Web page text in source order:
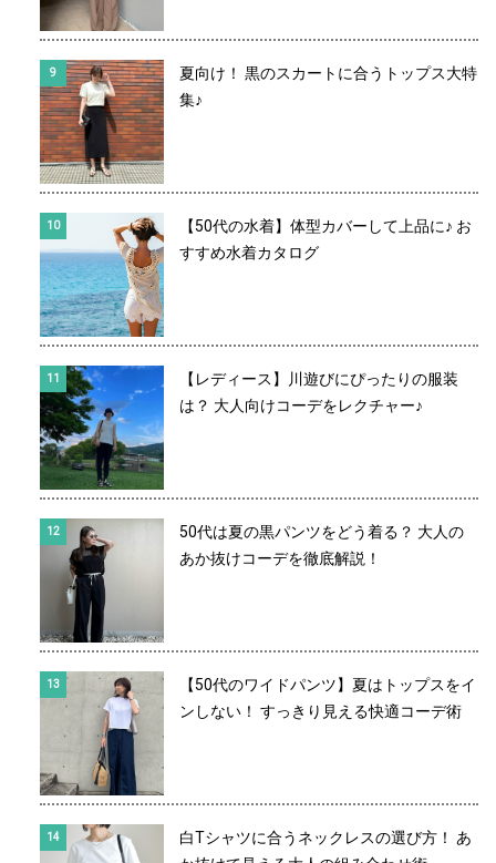
夏向け！ 黒のスカートに合うトップス大特
集♪
【50代の水着】体型カバーして上品に♪ お
すすめ水着カタログ
【レディース】川遊びにぴったりの服装
は？ 大人向けコーデをレクチャー♪
50代は夏の黒パンツをどう着る？ 大人の
あか抜けコーデを徹底解説！
【50代のワイドパンツ】夏はトップスをイ
ンしない！ すっきり見える快適コーデ術
白Tシャツに合うネックレスの選び方！ あ